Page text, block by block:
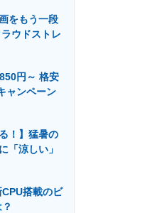
の最前線
をもう一段
ウドストレ
円～ 格安
ャンペーン
！】猛暑の
「涼しい」
搭載のビ